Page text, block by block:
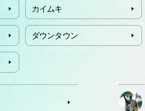
カイムキ
ダウンタウン